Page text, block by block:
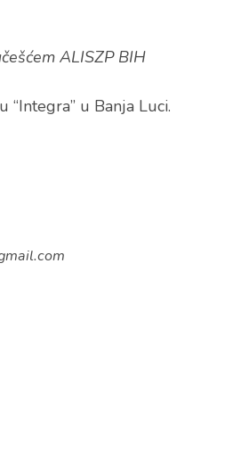
ALISZP BIH
u Banja Luci.